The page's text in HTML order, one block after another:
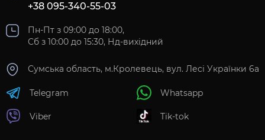
+38 095-340-55-03
Пн-Пт з 09:00 до 18:00,
Сб з 10:00 до 15:30, Нд-вихідний
Сумська область, м.Кролевець, вул. Лесі Українки 6а
Telegram
Viber
Whatsapp
Tik-tok